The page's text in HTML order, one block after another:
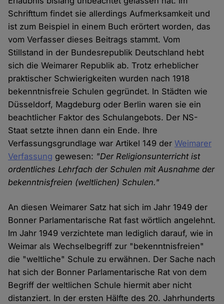
Schrifttum findet sie allerdings Aufmerksamkeit und
ist zum Beispiel in einem Buch erörtert worden, das
vom Verfasser dieses Beitrags stammt. Vom
Stillstand in der Bundesrepublik Deutschland hebt
sich die Weimarer Republik ab. Trotz erheblicher
praktischer Schwierigkeiten wurden nach 1918
bekenntnisfreie Schulen gegründet. In Städten wie
Düsseldorf, Magdeburg oder Berlin waren sie ein
beachtlicher Faktor des Schulangebots. Der NS-
Staat setzte ihnen dann ein Ende. Ihre
Verfassungsgrundlage war Artikel 149 derWeimarer
Verfassung gewesen: "Der Religionsunterricht ist
ordentliches Lehrfach der Schulen mit Ausnahme der
bekenntnisfreien (weltlichen) Schulen."
An diesen Weimarer Satz hat sich im Jahr 1949 der
Bonner Parlamentarische Rat fast wörtlich angelehnt.
Im Jahr 1949 verzichtete man lediglich darauf, wie in
Weimar als Wechselbegriff zur "bekenntnisfreien"
die "weltliche" Schule zu erwähnen. Der Sache nach
hat sich der Bonner Parlamentarische Rat von dem
Begriff der weltlichen Schule hiermit aber nicht
distanziert. In der ersten Hälfte des 20. Jahrhunderts